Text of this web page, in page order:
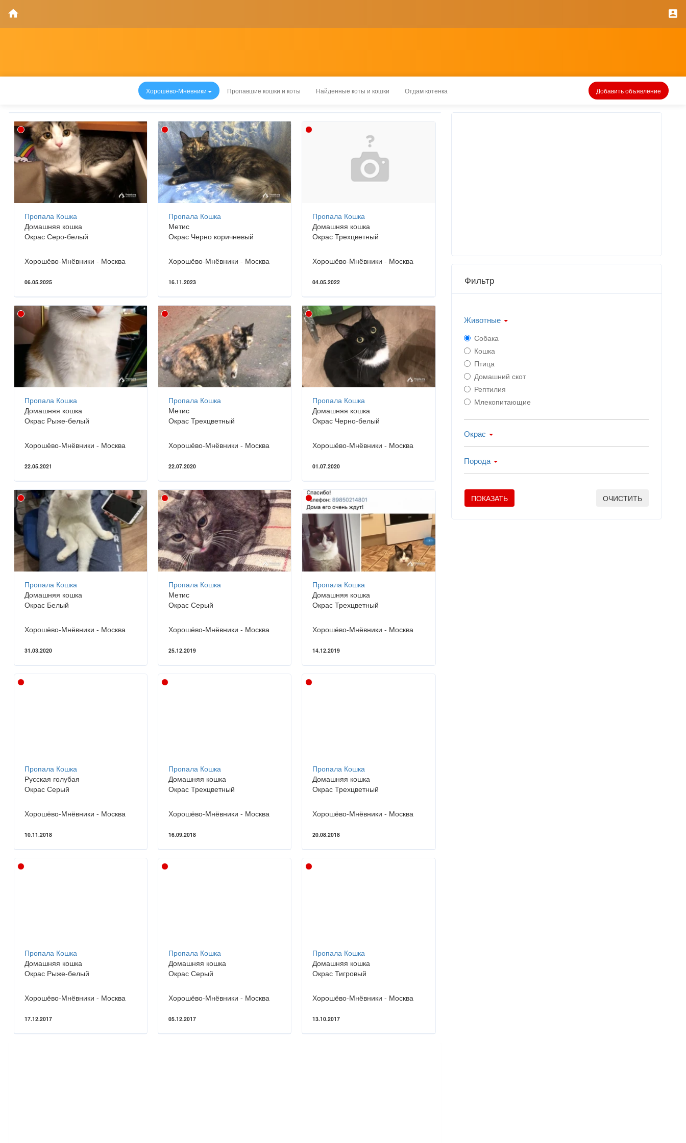
Хорошёво-Мнёвники Пропавшие кошки и коты Найденные коты и кошки Отдам котенка Добавить объявление
Пропала Кошка
Домашняя кошка
Окрас Серо-белый
Хорошёво-Мнёвники - Москва
06.05.2025
Пропала Кошка
Метис
Окрас Черно коричневый
Хорошёво-Мнёвники - Москва
16.11.2023
Пропала Кошка
Домашняя кошка
Окрас Трехцветный
Хорошёво-Мнёвники - Москва
04.05.2022
Пропала Кошка
Домашняя кошка
Окрас Рыже-белый
Хорошёво-Мнёвники - Москва
22.05.2021
Пропала Кошка
Метис
Окрас Трехцветный
Хорошёво-Мнёвники - Москва
22.07.2020
Пропала Кошка
Домашняя кошка
Окрас Черно-белый
Хорошёво-Мнёвники - Москва
01.07.2020
Пропала Кошка
Домашняя кошка
Окрас Белый
Хорошёво-Мнёвники - Москва
31.03.2020
Пропала Кошка
Метис
Окрас Серый
Хорошёво-Мнёвники - Москва
25.12.2019
Пропала Кошка
Домашняя кошка
Окрас Трехцветный
Хорошёво-Мнёвники - Москва
14.12.2019
Пропала Кошка
Русская голубая
Окрас Серый
Хорошёво-Мнёвники - Москва
10.11.2018
Пропала Кошка
Домашняя кошка
Окрас Трехцветный
Хорошёво-Мнёвники - Москва
16.09.2018
Пропала Кошка
Домашняя кошка
Окрас Трехцветный
Хорошёво-Мнёвники - Москва
20.08.2018
Пропала Кошка
Домашняя кошка
Окрас Рыже-белый
Хорошёво-Мнёвники - Москва
17.12.2017
Пропала Кошка
Домашняя кошка
Окрас Серый
Хорошёво-Мнёвники - Москва
05.12.2017
Пропала Кошка
Домашняя кошка
Окрас Тигровый
Хорошёво-Мнёвники - Москва
13.10.2017
Фильтр
Животные
Собака
Кошка
Птица
Домашний скот
Рептилия
Млекопитающие
Окрас
Порода
ПОКАЗАТЬ ОЧИСТИТЬ